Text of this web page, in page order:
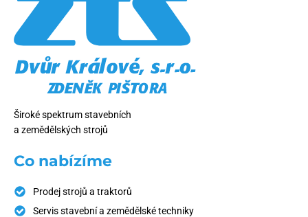
Široké spektrum stavebních
a zemědělských strojů
Co nabízíme
Prodej strojů a traktorů
Servis stavební a zemědělské techniky